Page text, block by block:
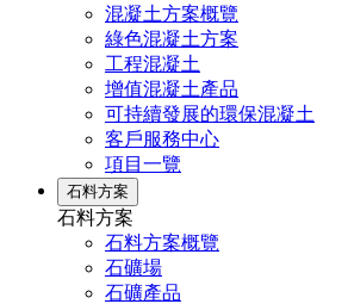
混凝土方案概覽
綠色混凝土方案
工程混凝土
增值混凝土產品
可持續發展的環保混凝土
客戶服務中心
項目一覽
石料方案
石料方案
石料方案概覽
石礦場
石礦產品